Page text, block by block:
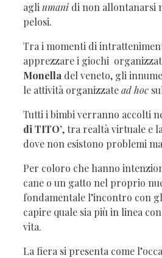
agli umani di non allontanarsi
pelosi.
Tra i momenti di
apprezzare i giochi
Monella del veneto, gli
le attività organizzatead hoc
Tutti i bimbi verranno accolti
di TITO’, tra realtà virtuale e
dove non esistono problemi
Per coloro che hanno
cane o un gatto nel proprio
fondamentale l’incontro con
capire quale sia più in linea
vita.
La fiera si presenta come